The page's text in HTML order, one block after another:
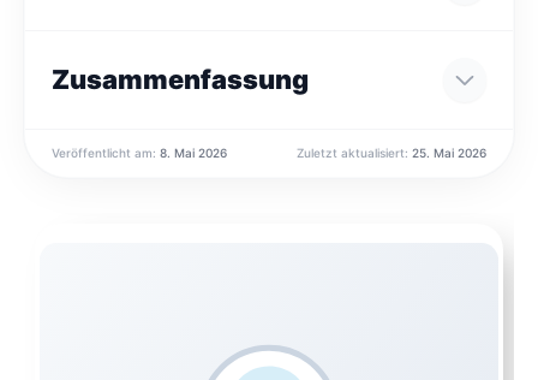
Zusammenfassung
Veröffentlicht am: 8. Mai 2026 Zuletzt aktualisiert:25. Mai 2026